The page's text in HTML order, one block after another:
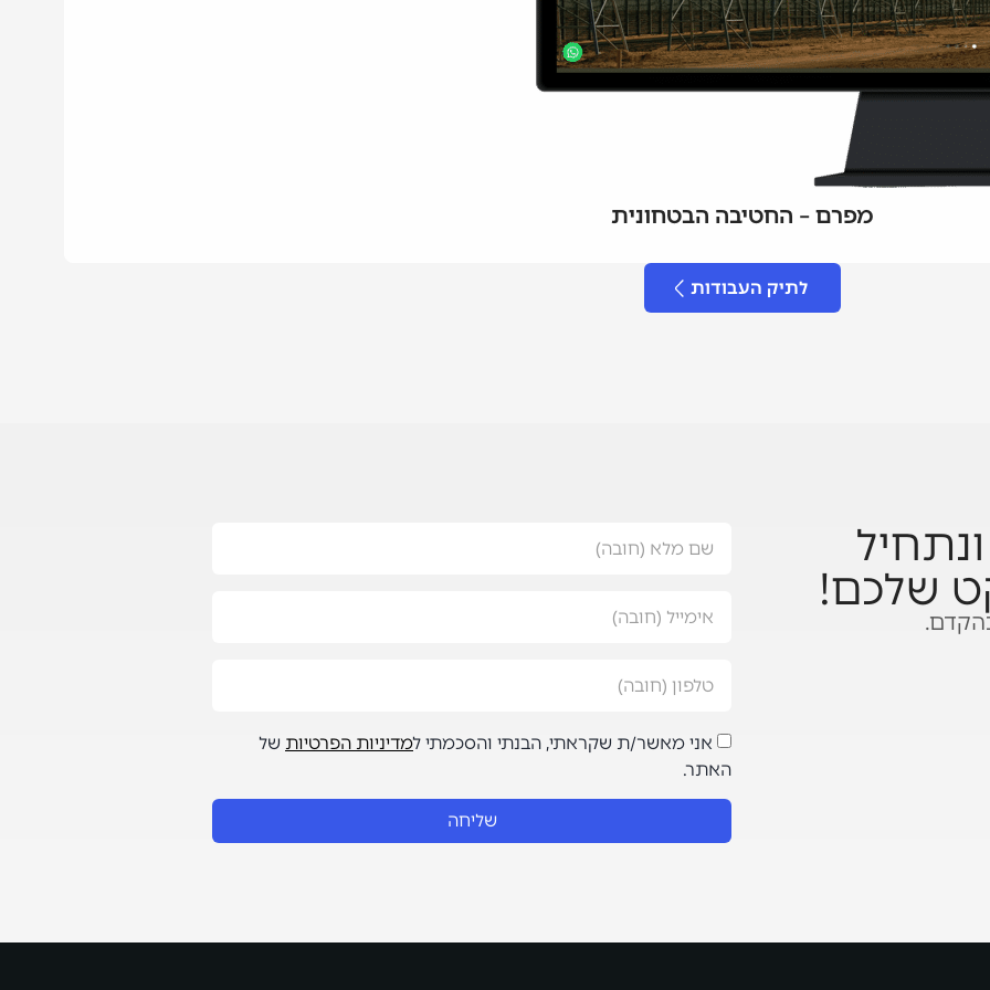
מפרם – החטיבה הבטחונית
לתיק העבודות
שלכם!
אני מאשר/ת שקראתי, הבנתי והסכמתי למדיניות הפרטיות של
האתר.
שליחה